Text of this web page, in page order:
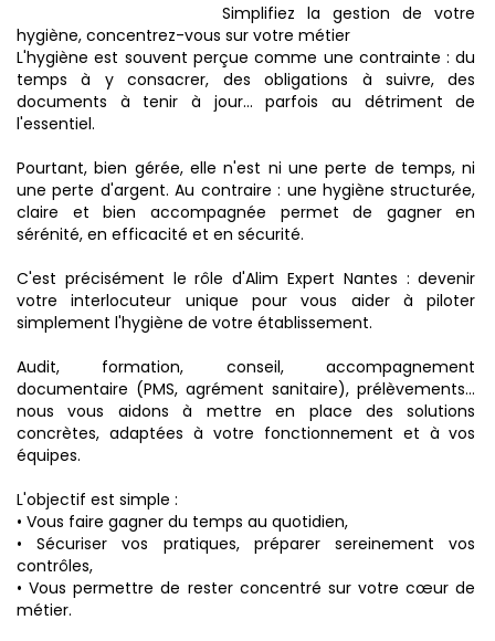
Simplifiez la gestion de votre
hygiène, concentrez-vous sur votre métier
L'hygiène est souvent perçue comme une contrainte : du
temps à y consacrer, des obligations à suivre, des
documents à tenir à jour… parfois au détriment de
l'essentiel.
Pourtant, bien gérée, elle n'est ni une perte de temps, ni
une perte d'argent. Au contraire : une hygiène structurée,
claire et bien accompagnée permet de gagner en
sérénité, en efficacité et en sécurité.
C'est précisément le rôle d'Alim Expert Nantes : devenir
votre interlocuteur unique pour vous aider à piloter
simplement l'hygiène de votre établissement.
Audit, formation, conseil, accompagnement
documentaire (PMS, agrément sanitaire), prélèvements…
nous vous aidons à mettre en place des solutions
concrètes, adaptées à votre fonctionnement et à vos
équipes.
L'objectif est simple :
• Vous faire gagner du temps au quotidien,
• Sécuriser vos pratiques, préparer sereinement vos
contrôles,
• Vous permettre de rester concentré sur votre cœur de
métier.